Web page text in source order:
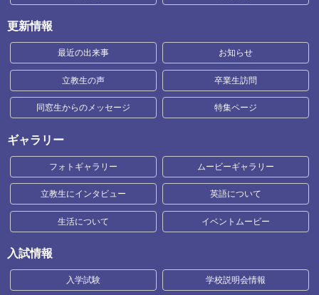
更新情報
最近の出来事 お知らせ
立教生の声 卒業生訪問
同窓生からのメッセージ 特集ページ
ギャラリー
フォトギャラリー ムービーギャラリー
立教生にインタビュー 英語について
生活について イベントムービー
入試情報
入学試験 学校説明会情報